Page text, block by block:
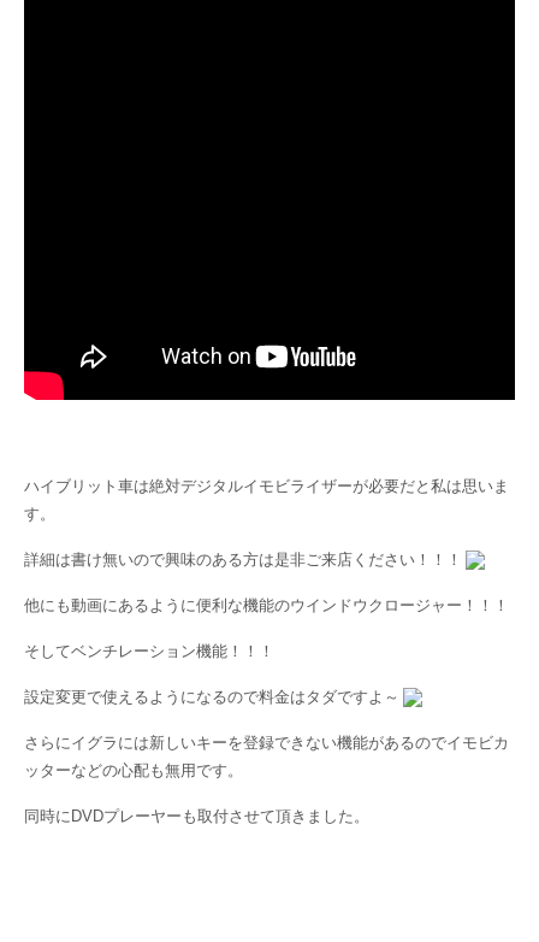
ハイブリット車は絶対デジタルイモビライザーが必要だと私は思いま
す。
詳細は書け無いので興味のある方は是非ご来店ください！！！
他にも動画にあるように便利な機能のウインドウクロージャー！！！
そしてベンチレーション機能！！！
設定変更で使えるようになるので料金はタダですよ～
さらにイグラには新しいキーを登録できない機能があるのでイモビカ
ッターなどの心配も無用です。
同時にDVDプレーヤーも取付させて頂きました。